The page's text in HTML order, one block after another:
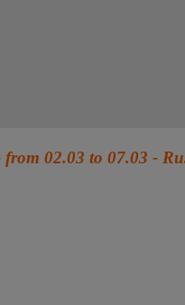
02.03 to 07.03 -